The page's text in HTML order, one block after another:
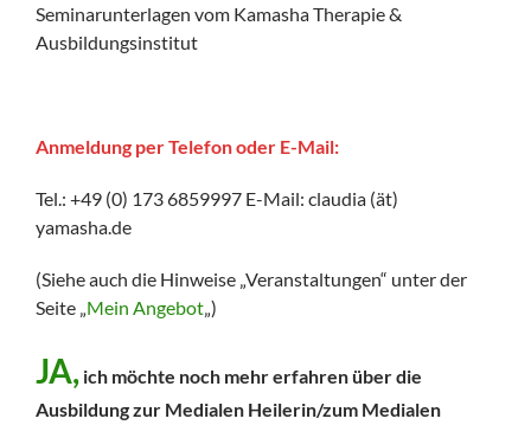
Seminarunterlagen vom Kamasha Therapie &
Ausbildungsinstitut
Anmeldung per Telefon oder E-Mail:
Tel.: +49 (0) 173 6859997 E-Mail: claudia (ät)
yamasha.de
(Siehe auch die Hinweise „Veranstaltungen“ unter der
Seite „Mein Angebot„)
JA, ich möchte noch mehr erfahren über die
Ausbildung zur Medialen Heilerin/zum Medialen